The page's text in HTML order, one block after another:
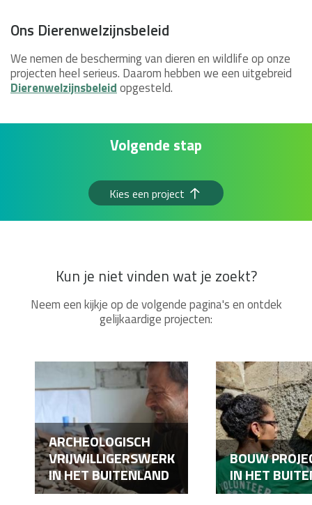
Ons Dierenwelzijnsbeleid
We nemen de bescherming van dieren en wildlife op onze
projecten heel serieus. Daarom hebben we een uitgebreid
Dierenwelzijnsbeleidopgesteld.
Volgende stap
Kies een project
Kun je niet vinden wat je zoekt?
Neem een kijkje op de volgende pagina's en ontdek
gelijkaardige projecten:
ARCHEOLOGISCH
VRIJWILLIGERSWERK
IN HET BUITENLAND
BOUW
IN HET